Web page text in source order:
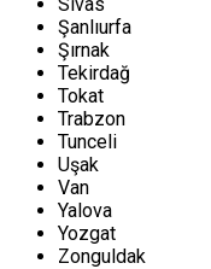
Şanlıurfa
Şırnak
Tekirdağ
Tokat
Trabzon
Tunceli
Uşak
Van
Yalova
Yozgat
Zonguldak